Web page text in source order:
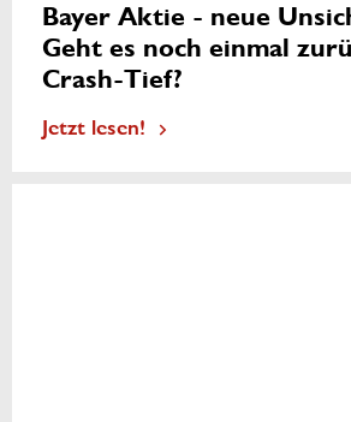
Bayer Aktie - neue
Geht es noch einmal
Crash-Tief?
Jetzt lesen!